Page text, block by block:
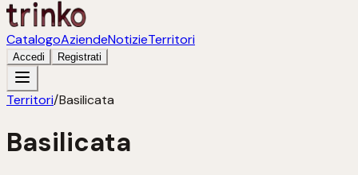
CatalogoAziendeNotizieTerritori
Accedi Registrati
Territori/Basilicata
Basilicata